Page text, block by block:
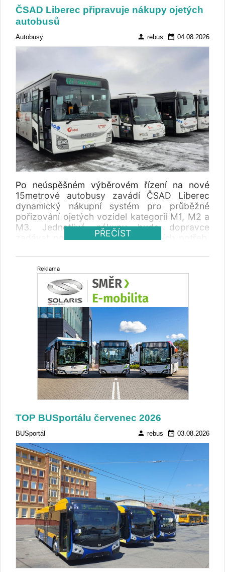
ČSAD Liberec připravuje nákupy ojetých
autobusů
Autobusy person rebus date_range 04.08.2026
Po neúspěšném výběrovém řízení na nové
15metrové autobusy zavádí ČSAD Liberec
dynamický nákupní systém pro průběžné
pořizování ojetých vozidel kategorií M1, M2 a
M3. Jednotlivé nákupy bude dopravce
zadávat podle aktuálních provozních potřeb,
důvodů i mimo něj.
PŘEČÍST
Reklama
TOP BUSportálu červenec 2026
BUSportál person rebus date_range 03.08.2026